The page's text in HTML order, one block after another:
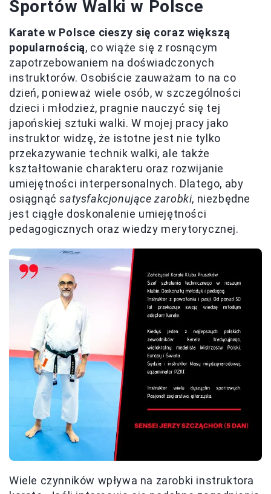
Sportów Walki w Polsce
Karate w Polsce cieszy się coraz większą
popularnością, co wiąże się z rosnącym
zapotrzebowaniem na doświadczonych
instruktorów. Osobiście zauważam to na co
dzień, ponieważ wiele osób, w szczególności
dzieci i młodzież, pragnie nauczyć się tej
japońskiej sztuki walki. W mojej pracy jako
instruktor widzę, że istotne jest nie tylko
przekazywanie technik walki, ale także
kształtowanie charakteru oraz rozwijanie
umiejętności interpersonalnych. Dlatego, aby
osiągnąćsatysfakcjonujące zarobki, niezbędne
jest ciągłe doskonalenie umiejętności
pedagogicznych oraz wiedzy merytorycznej.
Wiele czynników wpływa na zarobki instruktora